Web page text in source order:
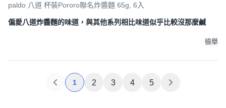
paldo 八道 杯裝Pororo聯名炸醬麵 65g, 6入
偏愛八道炸醬麵的味道，與其他系列相比味道似乎比較沒那麼鹹
檢舉
1 2 3 4 5